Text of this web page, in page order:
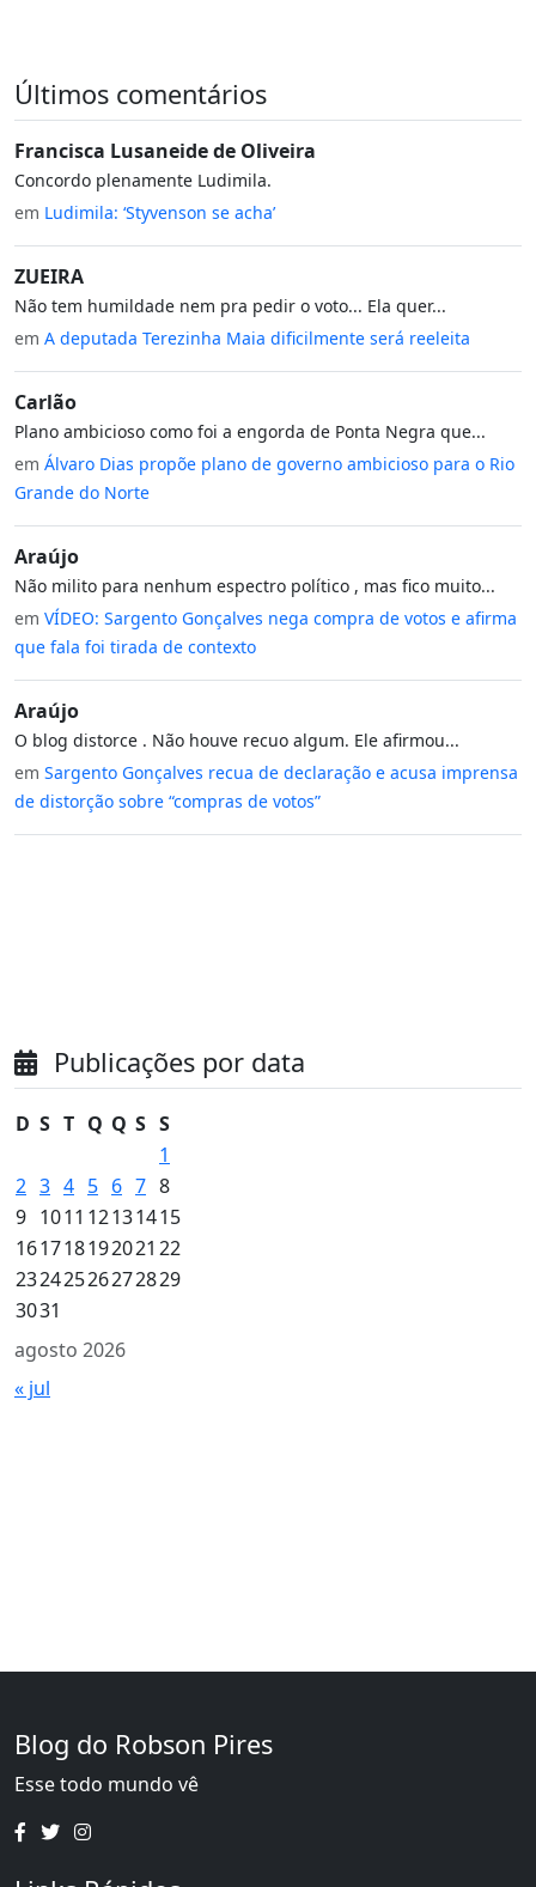
Últimos comentários
Francisca Lusaneide de Oliveira
Concordo plenamente Ludimila.
em Ludimila: ‘Styvenson se acha’
ZUEIRA
Não tem humildade nem pra pedir o voto... Ela quer...
em A deputada Terezinha Maia dificilmente será reeleita
Carlão
Plano ambicioso como foi a engorda de Ponta Negra que...
em Álvaro Dias propõe plano de governo ambicioso para o Rio
Grande do Norte
Araújo
Não milito para nenhum espectro político , mas fico muito...
em VÍDEO: Sargento Gonçalves nega compra de votos e afirma
que fala foi tirada de contexto
Araújo
O blog distorce . Não houve recuo algum. Ele afirmou...
em Sargento Gonçalves recua de declaração e acusa imprensa
de distorção sobre “compras de votos”
Publicações por data
agosto 2026
D S T Q Q S S
1
2 3 4 5 6 7 8
9 1011 12131415
161718192021 22
23242526272829
3031
« jul
Blog do Robson Pires
Esse todo mundo vê